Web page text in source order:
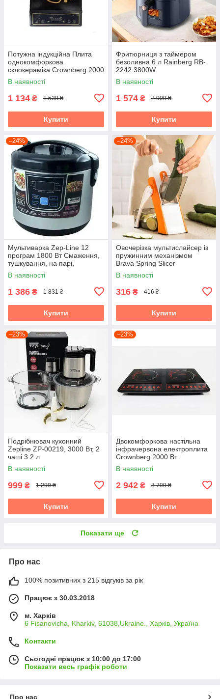
Потужна індукційна Плита
однокомфоркова
склокераміка Crownberg 2000
Вт
В наявності
1 134 ₴ 1 530 ₴
Купити
Фритюрниця з таймером
безоливна 6 л Rainberg RB-
2242 3800W
аерофритюрниця
В наявності
1 574 ₴ 2 099 ₴
Купити
–24%
Мультиварка Zep-Line 12
програм 1800 Вт Смаження,
тушкування, на парі,
йогуртниця
В наявності
1 386 ₴ 1 831 ₴
Купити
–24%
Овочерізка мультислайсер із
пружинним механізмом
Brava Spring Slicer
В наявності
316 ₴ 416 ₴
Купити
–23%
Подрібнювач кухонний
Zepline ZP-00219, 3000 Вт, 2
чаші 3.2 л
В наявності
999 ₴ 1 299 ₴
Купити
–23%
Двокомфоркова настільна
інфрачервона електроплита
Crownberg 2000 Вт
В наявності
2 942 ₴ 3 799 ₴
Купити
Показати ще
Про нас
100% позитивних з 215 відгуків за рік
Працює з 30.03.2018
м. Харків
6 Fisanovicha, Kharkiv, 61038,Ukraine., Харків, Україна
Контакти
Сьогодні працює з 10:00 до 17:00
Показати весь графік роботи
Про нас